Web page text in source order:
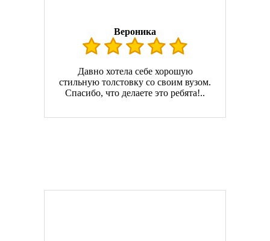
Вероника
Давно хотела себе хорошую
стильную толстовку со своим вузом.
Спасибо, что делаете это ребята!..